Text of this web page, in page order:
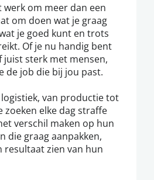
werk om meer dan een
om doen wat je graag
je goed kunt en trots
Of je nu handig bent
juist sterk met mensen,
de job die bij jou past.
van productie tot
zoeken elke dag straffe
verschil maken op hun
die graag aanpakken,
resultaat zien van hun